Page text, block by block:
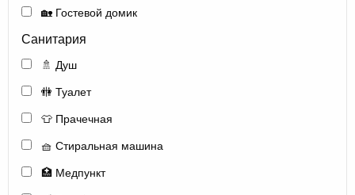
🏡 Гостевой домик
Санитария
🚿 Душ
🚻 Туалет
👕 Прачечная
🧺 Стиральная машина
🏥 Медпункт